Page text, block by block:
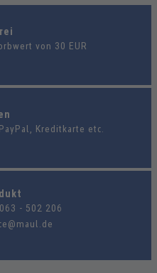
von 30 EUR
Kreditkarte etc.
- 502 206